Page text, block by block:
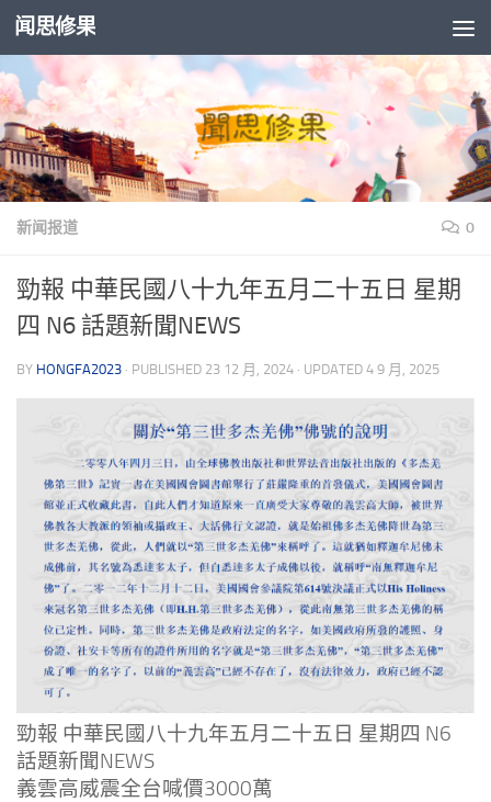
Skip to content
闻思修果
新闻报道 0
勁報 中華民國八十九年五月二十五日 星期
四 N6 話題新聞NEWS
BY HONGFA2023 · PUBLISHED 23 12 月, 2024 · UPDATED 4 9 月, 2025
勁報 中華民國八十九年五月二十五日 星期四 N6
話題新聞NEWS
義雲高威震全台喊價3000萬